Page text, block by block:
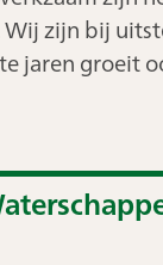
zijn bij
jaren groeit